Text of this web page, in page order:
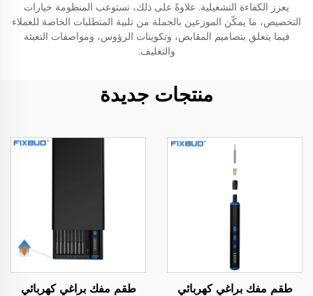
يعزز الكفاءة التشغيلية. علاوةً على ذلك، تستوعب المنظومة خيارات
التخصيص، ما يمكّن الموزعين بالجملة من تلبية المتطلبات الخاصة للعملاء
فيما يتعلق بتصاميم المقابض، وتكوينات الرؤوس، ومواصفات التعبئة
والتغليف.
منتجات جديدة
طقم مفك براغي كهربائي
طقم مفك براغي كهربائي